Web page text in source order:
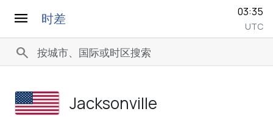
menu 时差 03:35
UTC
search
Jacksonville